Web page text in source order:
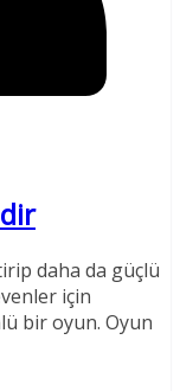
daha da güçlü
için
bir oyun. Oyun